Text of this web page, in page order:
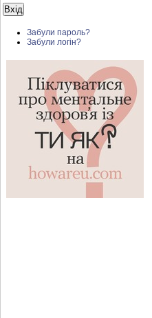
Забули пароль?
Забули логін?